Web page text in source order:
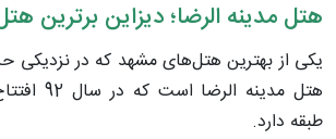
هتل مدینه الرضا؛ دیزاین برترین
یکی از بهترین هتل‌های مشهد که در نزدیکی
طبقه دارد.